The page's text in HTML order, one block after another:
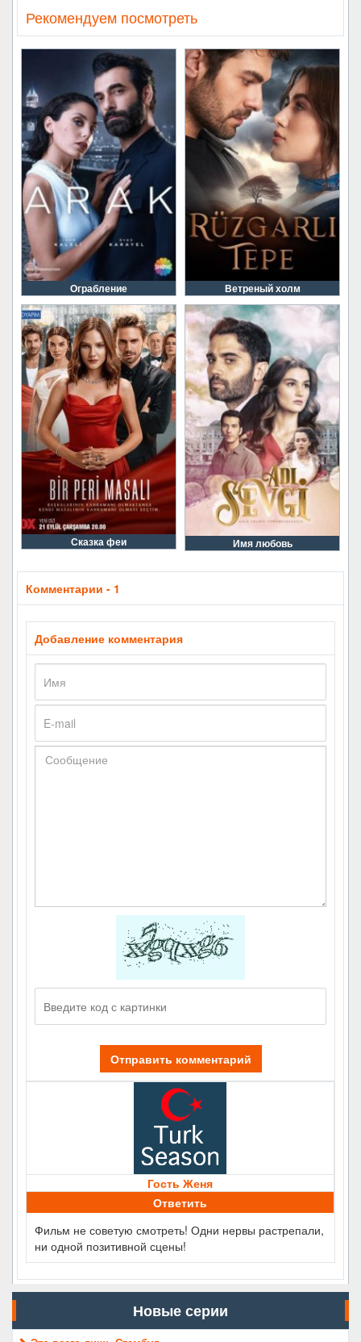
Рекомендуем посмотреть
Ограбление Ветреный холм
Сказка феи Имя любовь
Комментарии - 1
Добавление комментария
Отправить комментарий
Гость Женя
Ответить
Фильм не советую смотреть! Одни нервы растрепали,
ни одной позитивной сцены!
Новые серии